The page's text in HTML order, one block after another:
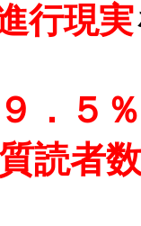
行現実
．５
読者数